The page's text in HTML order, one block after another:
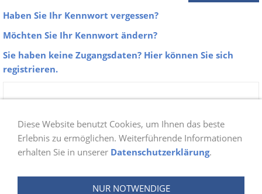
Haben Sie Ihr Kennwort vergessen?
Möchten Sie Ihr Kennwort ändern?
Sie haben keine Zugangsdaten? Hier können Sie sich
registrieren.
Zu unseren Galerien erhalten nur Aktive
Mitglieder der Abteilung Schwimmen Zugang.
Sobald du dich bei uns angemeldet hast, prüfen
wir ob du berechtigt bist und schalten danach
deinen Login frei. Die Freischaltung wird ein bis
zwei Tage in Anspruch nehmen.
Diese Website benutzt Cookies, um Ihnen das beste
Erlebnis zu ermöglichen. Weiterführende Informationen
erhalten Sie in unserer Datenschutzerklärung.
NUR NOTWENDIGE